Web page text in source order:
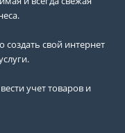
свой интернет
учет товаров и